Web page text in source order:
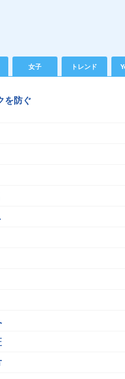
女子 トレンド
を防ぐ